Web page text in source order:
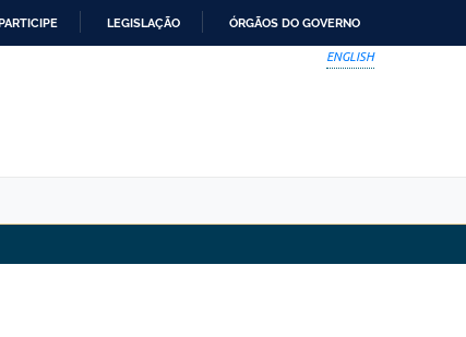
LEGISLAÇÃO ÓRGÃOS DO GOVERNO
ENGLISH